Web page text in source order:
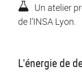
Un atelier
de l’INSA Lyon.
L'énergie de